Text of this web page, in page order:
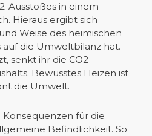
Ausstoßes in einem
Hieraus ergibt sich
Weise des heimischen
auf die Umweltbilanz hat.
senkt ihr die CO2-
Bewusstes Heizen ist
die Umwelt.
für die
Befindlichkeit. So